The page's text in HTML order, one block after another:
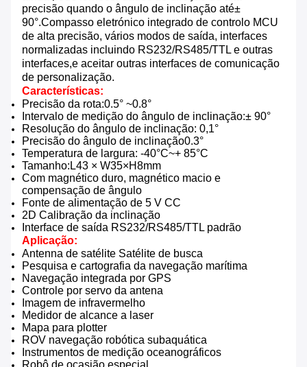
precisão quando o ângulo de inclinação até±
90°.Compasso eletrónico integrado de controlo MCU
de alta precisão, vários modos de saída, interfaces
normalizadas incluindo RS232/RS485/TTL e outras
interfaces,e aceitar outras interfaces de comunicação
de personalização.
Características:
Precisão da rota:0.5° ~0.8°
Intervalo de medição do ângulo de inclinação:± 90°
Resolução do ângulo de inclinação: 0,1°
Precisão do ângulo de inclinação0.3°
Temperatura de largura: -40°C~+ 85°C
Tamanho:L43 × W35×H8mm
Com magnético duro, magnético macio e
compensação de ângulo
Fonte de alimentação de 5 V CC
2D Calibração da inclinação
Interface de saída RS232/RS485/TTL padrão
Aplicação:
Antenna de satélite Satélite de busca
Pesquisa e cartografia da navegação marítima
Navegação integrada por GPS
Controle por servo da antena
Imagem de infravermelho
Medidor de alcance a laser
Mapa para plotter
ROV navegação robótica subaquática
Instrumentos de medição oceanográficos